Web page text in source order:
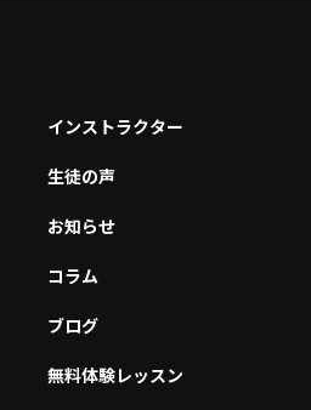
インストラクター
生徒の声
お知らせ
コラム
ブログ
無料体験レッスン